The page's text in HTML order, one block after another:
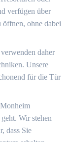
verfügen über
öffnen, ohne dabei
daher
Unsere
für die Tür
Wir stehen
dass Sie